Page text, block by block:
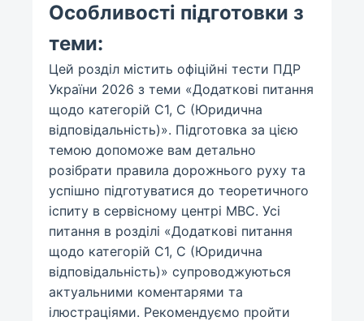
Особливості підготовки з
теми:
Цей розділ містить офіційні тести ПДР
України 2026 з теми «Додаткові питання
щодо категорій C1, C (Юридична
відповідальність)». Підготовка за цією
темою допоможе вам детально
розібрати правила дорожнього руху та
успішно підготуватися до теоретичного
іспиту в сервісному центрі МВС. Усі
питання в розділі «Додаткові питання
щодо категорій C1, C (Юридична
відповідальність)» супроводжуються
актуальними коментарями та
ілюстраціями. Рекомендуємо пройти